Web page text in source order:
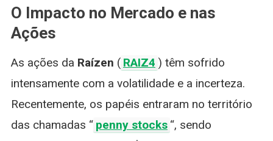
O Impacto no Mercado e nas
Ações
As ações da Raízen ( RAIZ4 ) têm sofrido
intensamente com a volatilidade e a incerteza.
Recentemente, os papéis entraram no território
das chamadas “ penny stocks “, sendo